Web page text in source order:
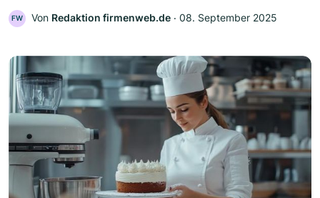
FW Von Redaktion firmenweb.de ‧ 08. September 2025